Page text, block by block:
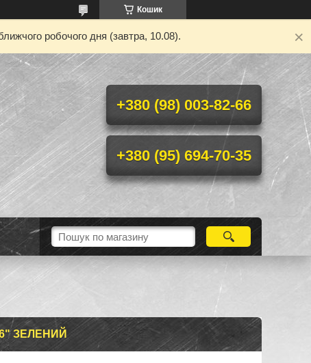
Кошик
робочого дня (завтра, 10.08).
+380 (98) 003-82-66
+380 (95) 694-70-35
ЗЕЛЕНИЙ